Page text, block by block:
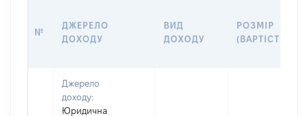
№
ДЖЕРЕЛО
ДОХОДУ
ВИД
ДОХОДУ
РОЗМІР
(ВАРТІСТЬ)
Джерело
доходу:
Юридична